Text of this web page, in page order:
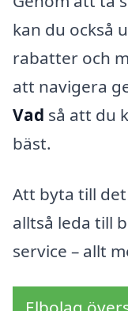
kan du också
rabatter och
att navigera
Vad så att du
bäst.
Att byta till det
alltså leda till
service – allt